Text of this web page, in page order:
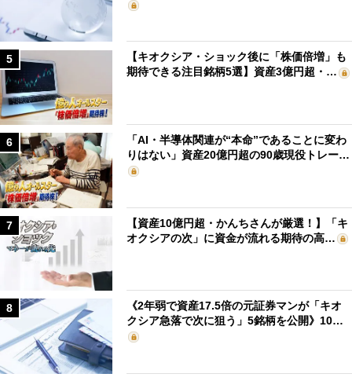
5
【キオクシア・ショック後に「株価倍増」も
期待できる注目銘柄5選】資産3億円超・…
6
「AI・半導体関連が“本命”であることに変わ
りはない」資産20億円超の90歳現役トレー…
7
【資産10億円超・かんちさんが厳選！】「キ
オクシアの次」に資金が流れる期待の高…
8
《2年弱で資産17.5倍の元証券マンが「キオ
クシア急落で次に狙う」5銘柄を公開》10…